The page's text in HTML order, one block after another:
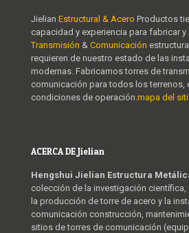
Jielian Estructural & Acero Productos
capacidad y experiencia para fabricar y
Transmisión & Comunicación
requieren de nuestro estado de las
modernas. Fabricamos torres de
comunicación para todos los terrenos,
condiciones de operación. mapa del
ACERCA DE Jielian
Hengshui Jielian Estructura
colección de la investigación científica,
la producción de torre de acero y la
comunicación construcción,
sitios de torres de comunicación